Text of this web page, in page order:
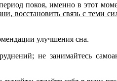
покоя, именно в этот
восстановить связь с теми
улучшения сна.
не занимайтесь